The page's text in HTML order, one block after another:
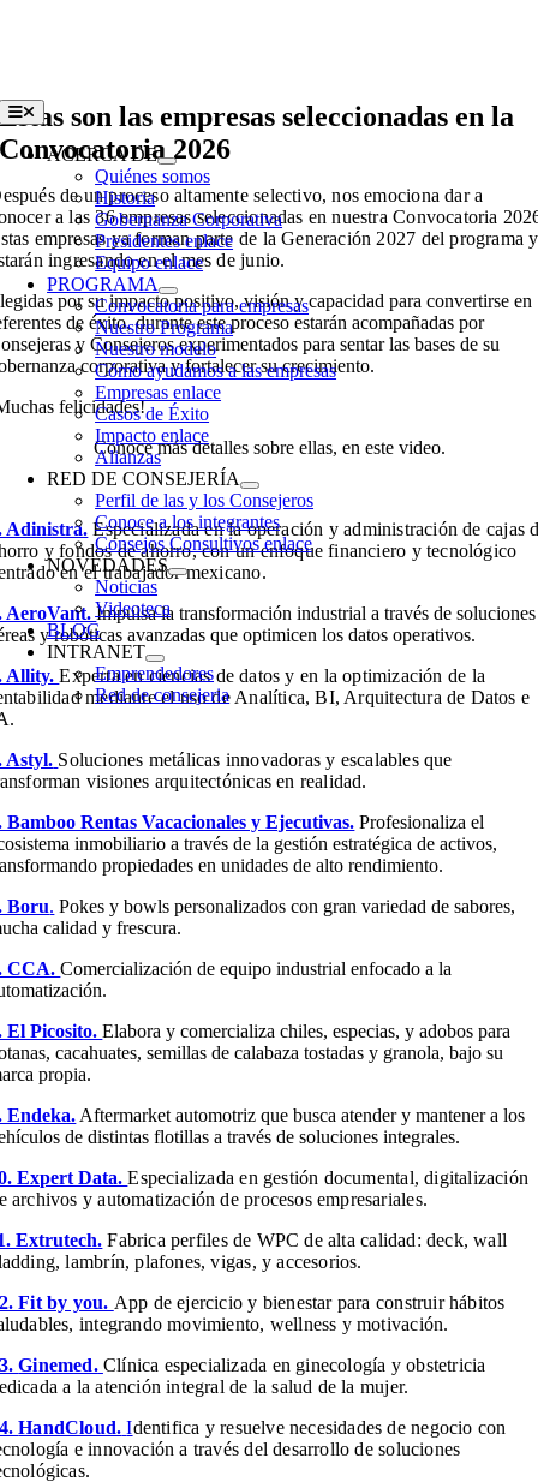
Toggle
Navigation
ACERCA DE
Quiénes somos
Historia
Gobernanza Corporativa
Presidentes enlace
Equipo enlace
PROGRAMA
Convocatoria para empresas
Nuestro Programa
Nuestro modelo
Cómo ayudamos a las empresas
Empresas enlace
Casos de Éxito
Impacto enlace
Alianzas
RED DE CONSEJERÍA
Perfil de las y los Consejeros
Conoce a los integrantes
Consejos Consultivos enlace
NOVEDADES
Noticias
Videoteca
BLOG
INTRANET
Emprendedores
Red de consejeria
Estas son las empresas seleccionadas en la
Convocatoria 2026
de un proceso altamente selectivo, nos emociona dar a
a las 36 empresas seleccionadas en nuestra Convocatoria
empresas ya forman parte de la Generación 2027 del programa y
ingresando en el mes de junio.
por su impacto positivo, visión y capacidad para convertirse en
de éxito, durante este proceso estarán acompañadas por
y Consejeros experimentados para sentar las bases de su
corporativa y fortalecer su crecimiento.
felicidades!
Conoce más detalles sobre ellas, en este video.
Adinistra. Especializada en la operación y administración de cajas
y fondos de ahorro, con un enfoque financiero y tecnológico
en el trabajador mexicano.
AeroVant.Impulsa la transformación industrial a través de soluciones
y robóticas avanzadas que optimicen los datos operativos.
Allity.Experta en ciencias de datos y en la optimización de la
mediante el uso de Analítica, BI, Arquitectura de Datos e
Astyl. Soluciones metálicas innovadoras y escalables que
visiones arquitectónicas en realidad.
Bamboo Rentas Vacacionales y Ejecutivas. Profesionaliza el
inmobiliario a través de la gestión estratégica de activos,
propiedades en unidades de alto rendimiento.
Boru. Pokes y bowls personalizados con gran variedad de sabores,
calidad y frescura.
CCA.Comercialización de equipo industrial enfocado a la
El Picosito.Elabora y comercializa chiles, especias, y adobos para
cacahuates, semillas de calabaza tostadas y granola, bajo su
propia.
Endeka. Aftermarket automotriz que busca atender y mantener a los
de distintas flotillas a través de soluciones integrales.
Expert Data.Especializada en gestión documental, digitalización
archivos y automatización de procesos empresariales.
Extrutech. Fabrica perfiles de WPC de alta calidad: deck, wall
lambrín, plafones, vigas, y accesorios.
Fit by you. App de ejercicio y bienestar para construir hábitos
integrando movimiento, wellness y motivación.
Ginemed. Clínica especializada en ginecología y obstetricia
a la atención integral de la salud de la mujer.
HandCloud. Identifica y resuelve necesidades de negocio con
e innovación a través del desarrollo de soluciones